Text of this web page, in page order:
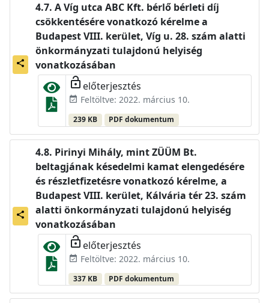
share
A Víg utca ABC Kft. bérlő bérleti díj
csökkentésére vonatkozó kérelme a
Budapest VIII. kerület, Víg u. 28. szám alatti
önkormányzati tulajdonú helyiség
vonatkozásában
lock_open előterjesztés
event_available Feltöltve: 2022. március 10.
239 KB PDF dokumentum
share
Pirinyi Mihály, mint ZÜÜM Bt.
beltagjának késedelmi kamat elengedésére
és részletfizetésre vonatkozó kérelme, a
Budapest VIII. kerület, Kálvária tér 23. szám
alatti önkormányzati tulajdonú helyiség
vonatkozásában
lock_open előterjesztés
event_available Feltöltve: 2022. március 10.
337 KB PDF dokumentum